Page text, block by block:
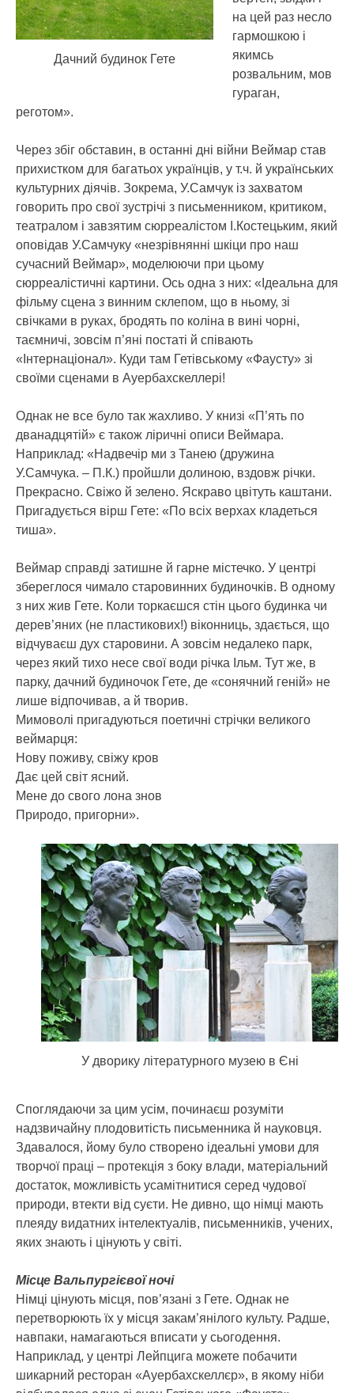
Дачний будинок Гете
на цей раз несло
гармошкою і
якимсь
розвальним, мов
гураган,
реготом».
Через збіг обставин, в останні дні війни Веймар став
прихистком для багатьох українців, у т.ч. й українських
культурних діячів. Зокрема, У.Самчук із захватом
говорить про свої зустрічі з письменником, критиком,
театралом і завзятим сюрреалістом І.Костецьким, який
оповідав У.Самчуку «незрівнянні шкіци про наш
сучасний Веймар», моделюючи при цьому
сюрреалістичні картини. Ось одна з них: «Ідеальна для
фільму сцена з винним склепом, що в ньому, зі
свічками в руках, бродять по коліна в вині чорні,
таємничі, зовсім п’яні постаті й співають
«Інтернаціонал». Куди там Гетівському «Фаусту» зі
своїми сценами в Ауербахскеллері!
Однак не все було так жахливо. У книзі «П’ять по
дванадцятій» є також ліричні описи Веймара.
Наприклад: «Надвечір ми з Танею (дружина
У.Самчука. – П.К.) пройшли долиною, вздовж річки.
Прекрасно. Свіжо й зелено. Яскраво цвітуть каштани.
Пригадується вірш Гете: «По всіх верхах кладеться
тиша».
Веймар справді затишне й гарне містечко. У центрі
збереглося чимало старовинних будиночків. В одному
з них жив Гете. Коли торкаєшся стін цього будинка чи
дерев’яних (не пластикових!) віконниць, здається, що
відчуваєш дух старовини. А зовсім недалеко парк,
через який тихо несе свої води річка Ільм. Тут же, в
парку, дачний будиночок Гете, де «сонячний геній» не
лише відпочивав, а й творив.
Мимоволі пригадуються поетичні стрічки великого
веймарця:
Нову поживу, свіжу кров
Дає цей світ ясний.
Мене до свого лона знов
Природо, пригорни».
У дворику літературного музею в Єні
Споглядаючи за цим усім, починаєш розуміти
надзвичайну плодовитість письменника й науковця.
Здавалося, йому було створено ідеальні умови для
творчої праці – протекція з боку влади, матеріальний
достаток, можливість усамітнитися серед чудової
природи, втекти від суєти. Не дивно, що німці мають
плеяду видатних інтелектуалів, письменників, учених,
яких знають і цінують у світі.
Місце Вальпургієвої ночі
Німці цінують місця, пов’язані з Гете. Однак не
перетворюють їх у місця закам’янілого культу. Радше,
навпаки, намагаються вписати у сьогодення.
Наприклад, у центрі Лейпцига можете побачити
шикарний ресторан «Ауербахскеллєр», в якому ніби